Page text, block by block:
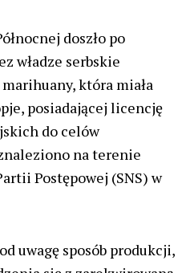
że
z Administracją
ton
do ​​Serbii
skonfiskowała rekordową